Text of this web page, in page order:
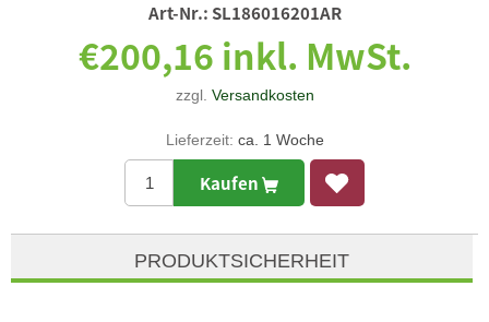
Art-Nr.: SL186016201AR
€200,16 inkl. MwSt.
zzgl. Versandkosten
Lieferzeit: ca. 1 Woche
Kaufen
PRODUKTSICHERHEIT